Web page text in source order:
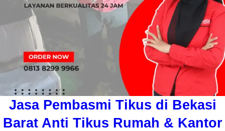
Jasa Pembasmi Tikus di Bekasi
Barat Anti Tikus Rumah & Kantor